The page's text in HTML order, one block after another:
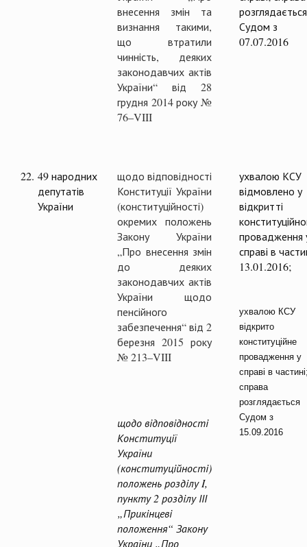
внесення змін та
визнання такими,
що втратили
чинність, деяких
законодавчих актів
України“ від 28
грудня 2014 року №
76–VIII
розглядається
Судом з
07.07.2016
22. 49 народних
депутатів
України
щодо відповідності
Конституції України
(конституційності)
окремих положень
Закону України
„Про внесення змін
до деяких
законодавчих актів
України щодо
пенсійного
забезпечення“ від 2
березня 2015 року
№ 213–VIII
щодо відповідності
Конституції
України
(конституційності)
положень розділу I,
пункту 2 розділу ІІІ
„Прикінцеві
положення“ Закону
України „Про
ухвалою КСУ
відмовлено у
відкритті
провадження
справі в
13.01.2016;
ухвалою КСУ
відкрито
конституційне
провадження у
справі в
справа
розглядається
Судом з
15 .09.2016